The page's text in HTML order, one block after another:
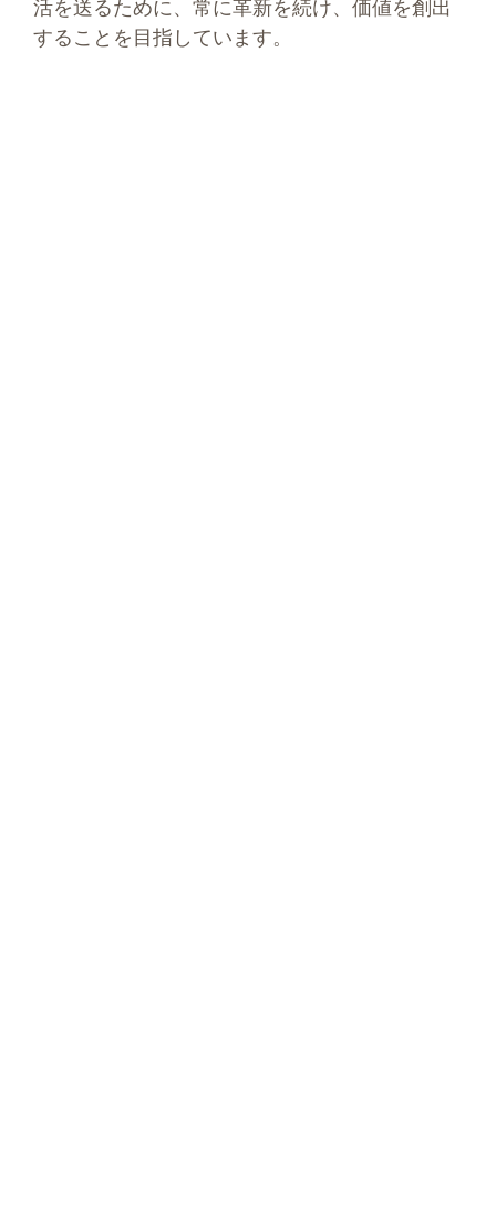
活を送るために、常に革新を続け、価値を創出
することを目指しています。